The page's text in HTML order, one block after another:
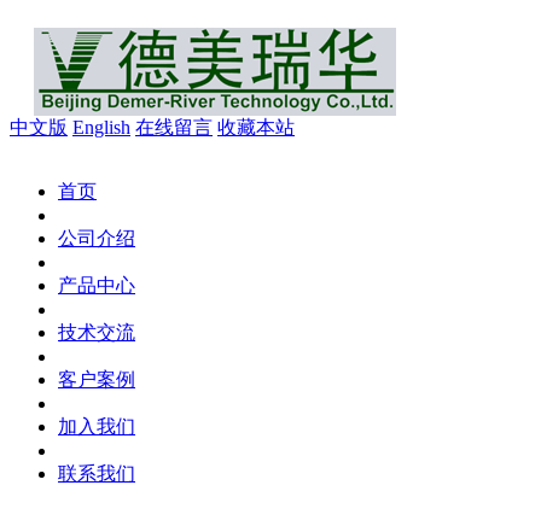
中文版 English 在线留言 收藏本站
首页
公司介绍
产品中心
技术交流
客户案例
加入我们
联系我们